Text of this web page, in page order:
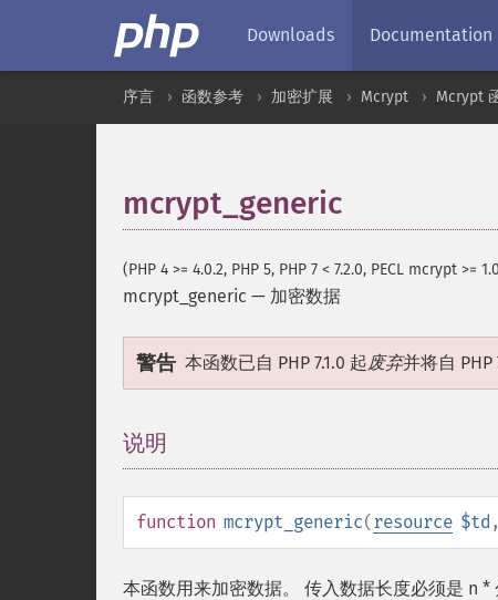
Downloads Documentation
序言 函数参考 加密扩展 Mcrypt Mcrypt
mcrypt_generic
(PHP 4 >= 4.0.2, PHP 5, PHP 7 < 7.2.0, PECL mcrypt >=
mcrypt_generic — 加密数据
警告 本函数已自 PHP 7.1.0 起废弃并将自 PHP
说明
function mcrypt_generic(resource $td ,
本函数用来加密数据。 传入数据长度必须是 n